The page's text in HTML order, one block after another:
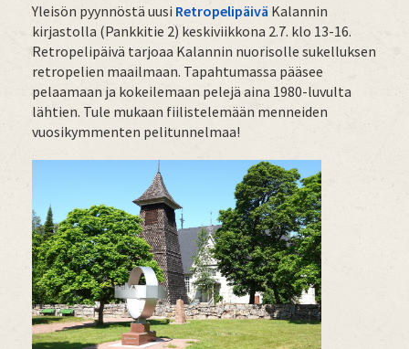
Yleisön pyynnöstä uusi Retropelipäivä Kalannin
kirjastolla (Pankkitie 2) keskiviikkona 2.7. klo 13-16.
Retropelipäivä tarjoaa Kalannin nuorisolle sukelluksen
retropelien maailmaan. Tapahtumassa pääsee
pelaamaan ja kokeilemaan pelejä aina 1980-luvulta
lähtien. Tule mukaan fiilistelemään menneiden
vuosikymmenten pelitunnelmaa!